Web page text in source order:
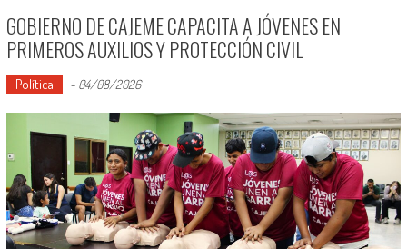
GOBIERNO DE CAJEME CAPACITA A JÓVENES EN
PRIMEROS AUXILIOS Y PROTECCIÓN CIVIL
Política - 04/08/2026